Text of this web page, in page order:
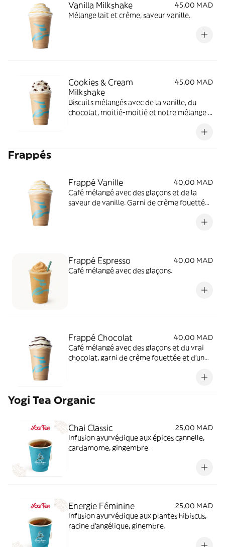
Vanilla Milkshake
45,00 MAD
Mélange lait et crème, saveur vanille.
Cookies & Cream
Milkshake
45,00 MAD
Biscuits mélangés avec de la vanille, du
chocolat, moitié-moitié et notre mélange à
Frappés
Frappé Vanille
40,00 MAD
Café mélangé avec des glaçons et de la
saveur de vanille. Garni de crème fouettée
Frappé Espresso
40,00 MAD
Café mélangé avec des glaçons.
Frappé Chocolat
40,00 MAD
Café mélangé avec des glaçons et du vrai
chocolat, garni de crème fouettée et d'un
Yogi Tea Organic
Chai Classic
25,00 MAD
Infusion ayurvédique aux épices cannelle,
cardamome, gingembre.
Energie Féminine
25,00 MAD
Infusion ayurvédique aux plantes hibiscus,
racine d'angélique, ginembre.